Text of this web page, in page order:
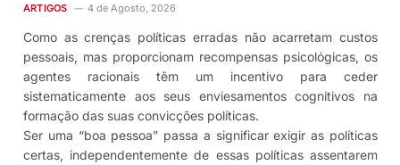
ARTIGOS 4 de Agosto, 2026
Como as crenças políticas erradas não acarretam custos
pessoais, mas proporcionam recompensas psicológicas, os
agentes racionais têm um incentivo para ceder
sistematicamente aos seus enviesamentos cognitivos na
formação das suas convicções políticas.
Ser uma “boa pessoa” passa a significar exigir as políticas
certas, independentemente de essas políticas assentarem